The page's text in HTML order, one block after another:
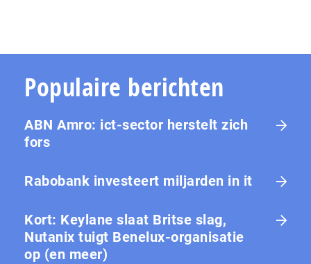
Populaire berichten
ABN Amro: ict-sector herstelt zich
fors
Rabobank investeert miljarden in it
Kort: Keylane slaat Britse slag,
Nutanix tuigt Benelux-organisatie
op (en meer)